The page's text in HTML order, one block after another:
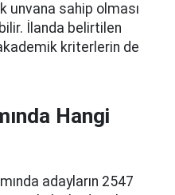
unvana sahip olması
İlanda belirtilen
kriterlerin de
Hangi
adayların 2547